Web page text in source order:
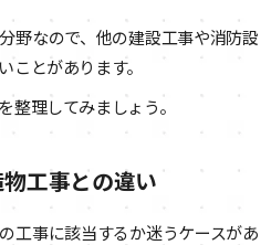
野なので、他の建設工事や消防設
ことがあります。
整理してみましょう。
工事との違い
工事に該当するか迷うケースがあ